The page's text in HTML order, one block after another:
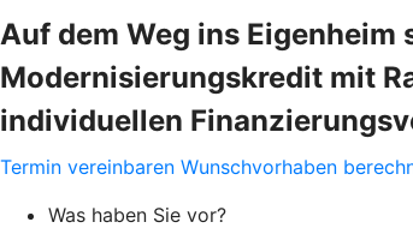
Auf dem Weg ins
Modernisierungskredit mit
individuellen
Termin vereinbaren Wunschvorhaben
Was haben Sie vor?